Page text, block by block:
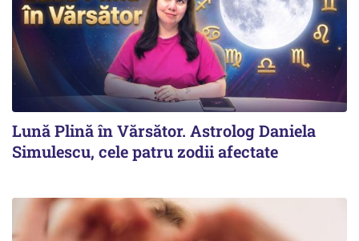
Lună Plină în Vărsător. Astrolog Daniela
Simulescu, cele patru zodii afectate